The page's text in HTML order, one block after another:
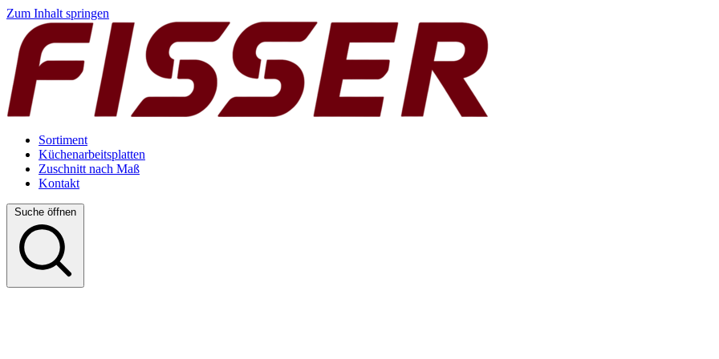
Zum Inhalt springen
Sortiment
Küchenarbeitsplatten
Zuschnitt nach Maß
Kontakt
Suche öffnen